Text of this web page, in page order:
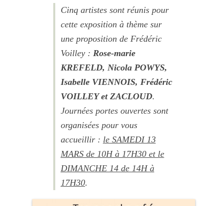
Cinq artistes sont réunis pour
cette exposition à thème sur
une proposition de Frédéric
Voilley : Rose-marie
KREFELD, Nicola POWYS,
Isabelle VIENNOIS, Frédéric
VOILLEY et ZACLOUD.
Journées portes ouvertes sont
organisées pour vous
accueillir : le SAMEDI 13
MARS de 10H à 17H30 et le
DIMANCHE 14 de 14H à
17H30.